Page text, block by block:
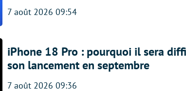
7 août 2026 09:54
iPhone 18 Pro : pourquoi il sera
son lancement en septembre
7 août 2026 09:36